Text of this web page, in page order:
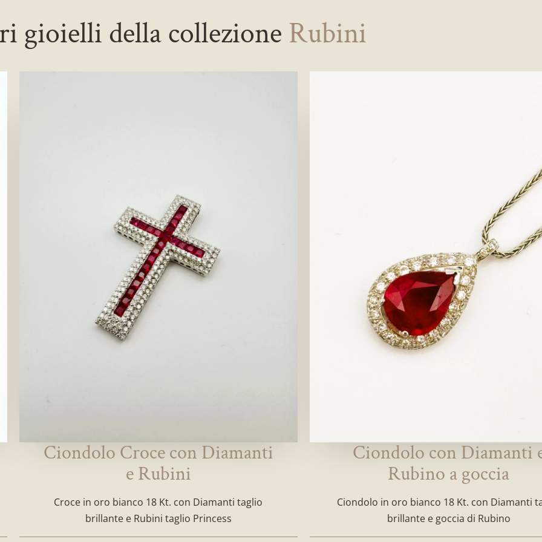
gioielli della collezione Rubini
Ciondolo Croce con Diamanti
e Rubini
Croce in oro bianco 18 Kt. con Diamanti taglio
brillante e Rubini taglio Princess
Ciondolo con Diamanti
Rubino a goccia
Ciondolo in oro bianco 18 Kt. con Diamanti
brillante e goccia di Rubino